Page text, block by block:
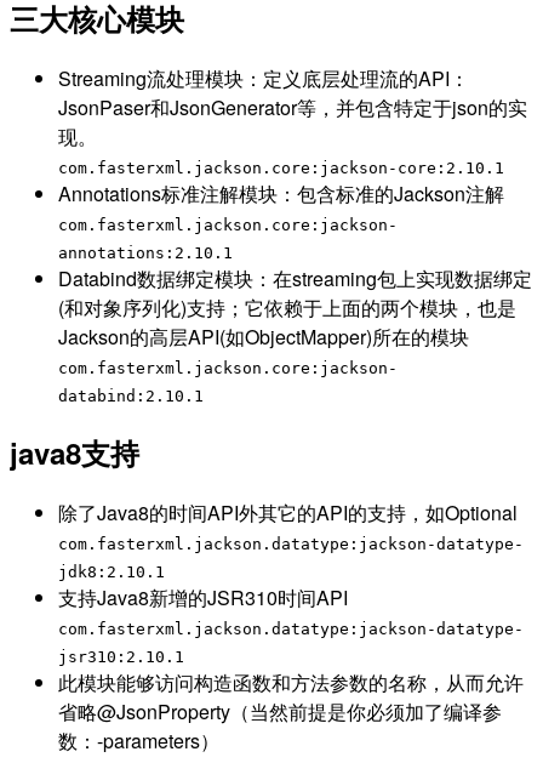
三大核心模块
Streaming流处理模块：定义底层处理流的API：
JsonPaser和JsonGenerator等，并包含特定于json的实
现。
com.fasterxml.jackson.core:jackson-core:2.10.1
Annotations标准注解模块：包含标准的Jackson注解
com.fasterxml.jackson.core:jackson-
annotations:2.10.1
Databind数据绑定模块：在streaming包上实现数据绑定
(和对象序列化)支持；它依赖于上面的两个模块，也是
Jackson的高层API(如ObjectMapper)所在的模块
com.fasterxml.jackson.core:jackson-
databind:2.10.1
java8支持
除了Java8的时间API外其它的API的支持，如Optional
com.fasterxml.jackson.datatype:jackson-datatype-
jdk8:2.10.1
支持Java8新增的JSR310时间API
com.fasterxml.jackson.datatype:jackson-datatype-
jsr310:2.10.1
此模块能够访问构造函数和方法参数的名称，从而允许
省略@JsonProperty（当然前提是你必须加了编译参
数：-parameters）